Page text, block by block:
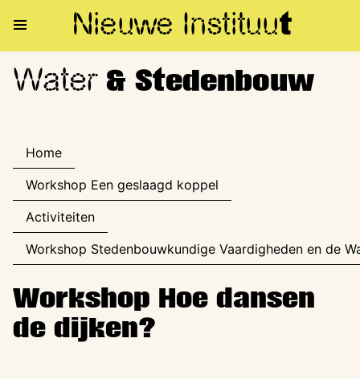
Nieuwe Instituut
Water & Stedenbouw
Water & Stedenbouw
Home
Workshop Een geslaagd koppel
Activiteiten
Workshop Stedenbouwkundige Vaardigheden en de
Workshop Hoe dansen
de dijken?